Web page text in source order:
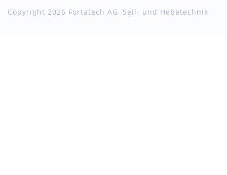
Copyright 2026 Fortatech AG, Seil- und Hebetechnik